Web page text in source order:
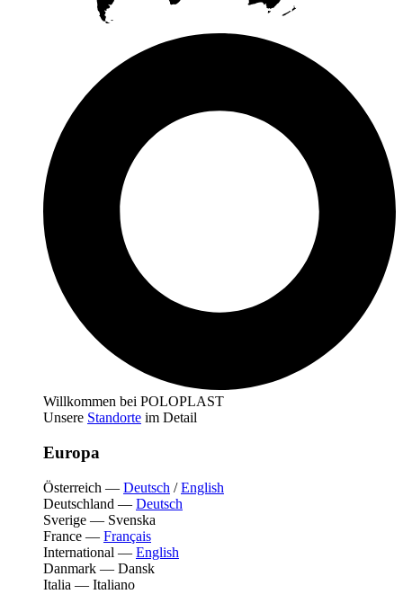
Willkommen bei POLOPLAST
Unsere Standorte im Detail
Europa
Österreich — Deutsch /English
Deutschland — Deutsch
Sverige — Svenska
France — Français
International — English
Danmark — Dansk
Italia — Italiano